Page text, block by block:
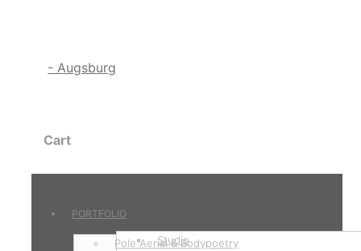
Cart
PORTFOLIO
Pole Aerial & Bodypoetry
Studio